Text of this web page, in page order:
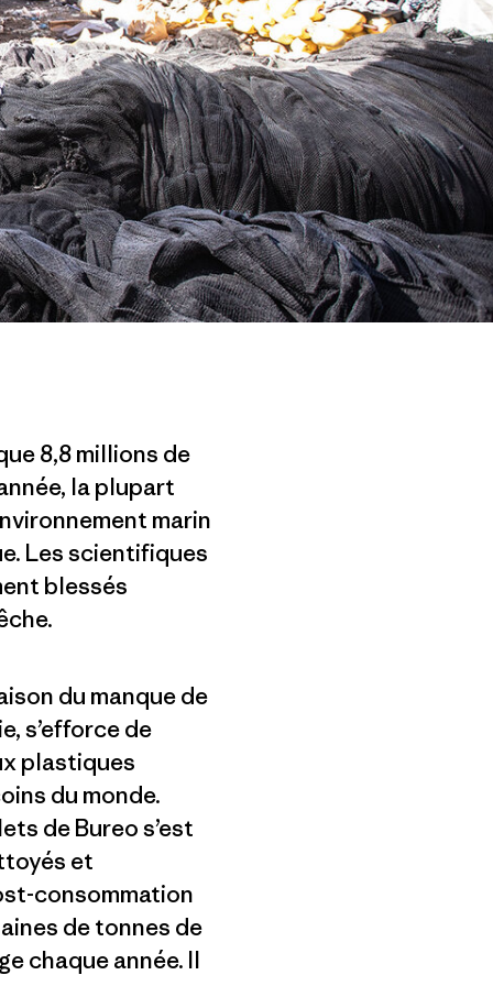
8,8 millions de
la plupart
marin
Les scientifiques
blessés
du manque de
s’efforce de
plastiques
du monde.
de Bureo s’est
et
consommation
de tonnes de
chaque année. Il